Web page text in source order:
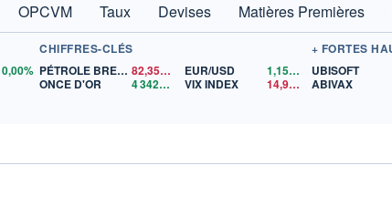
OPCVM Taux Devises Matières Premières
0,00%
CHIFFRES-CLÉS
PÉTROLE BRENT
82,35
$US
ONCE D'OR
4 342,26 $US
EUR/USD 1,1559
$US
VIX INDEX
14,90$US
UBISOFT
ABIVAX